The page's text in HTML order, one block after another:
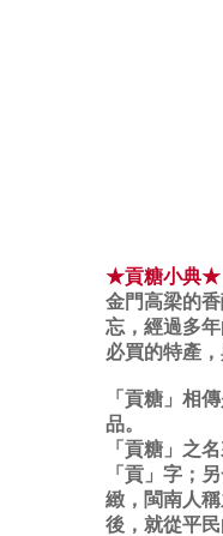
★貢糖小典★
金門高梁的
忘，經過多
必買的特產
「貢糖」相
品。
「貢糖」之
「貢」字；
緻，閩南人
後，就從平